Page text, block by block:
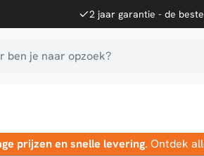
2 jaar garantie - de
ben je naar opzoek?
prijzen en snelle levering. Ontdek